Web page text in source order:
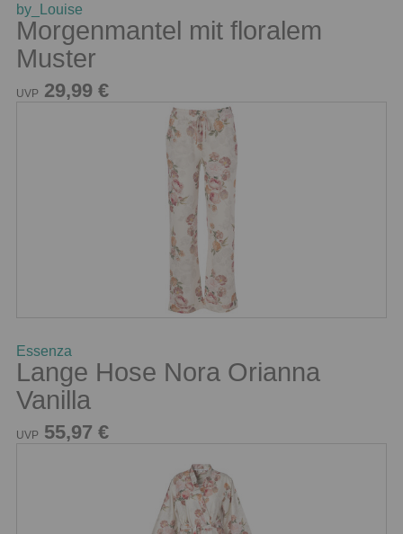
by_Louise
Morgenmantel mit floralem
Muster
UVP 29,99 €
Essenza
Lange Hose Nora Orianna
Vanilla
UVP 55,97 €